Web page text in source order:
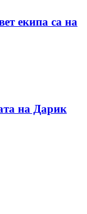
екипа са на
на Дарик